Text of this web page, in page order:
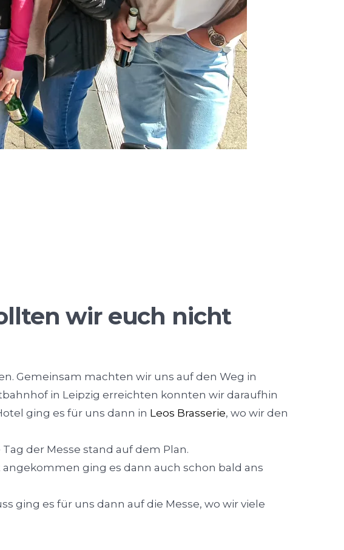
wir euch nicht
Gemeinsam machten wir uns auf den Weg in
in Leipzig erreichten konnten wir daraufhin
ging es für uns dann in Leos Brasserie, wo wir den
der Messe stand auf dem Plan.
angekommen ging es dann auch schon bald ans
ging es für uns dann auf die Messe, wo wir viele